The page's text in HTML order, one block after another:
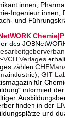
Ingenieur:innen,
und
des
VCH Verlages
zählen
GIT
für
informiert
finden in der
und